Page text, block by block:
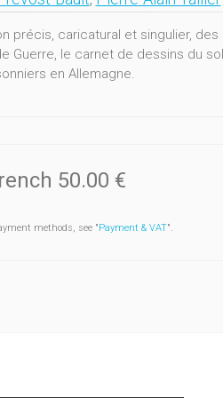
précis, caricatural et singulier,
Guerre, le carnet de dessins du
en Allemagne.
la fin du mois d’août 1914 avant
décortiqué le travail de l’artiste
contributions mais elle attend,
50.00 €
methods, see "Payment & VAT".